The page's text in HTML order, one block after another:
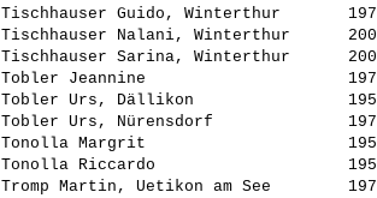
Tischhauser Guido, Winterthur
Tischhauser Nalani, Winterthur
Tischhauser Sarina, Winterthur
Tobler Jeannine
Tobler Urs, Dällikon
Tobler Urs, Nürensdorf
Tonolla Margrit
Tonolla Riccardo
Tromp Martin, Uetikon am See